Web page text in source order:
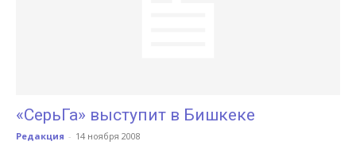
«СерьГа» выступит в Бишкеке
Редакция - 14 ноября 2008